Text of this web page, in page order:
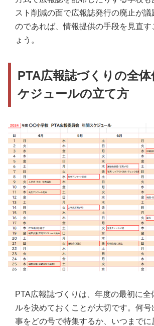
スト削減の面で広報誌発行の廃止が議
のであれば、情報提供の手段を見直す
ょう。
PTA広報誌づくりの全体
ケジュールの立て方
PTA広報誌づくりは、年度の最初に全
ルを決めておくことが大切です。何
事をどの号で特集するか、いつまでに